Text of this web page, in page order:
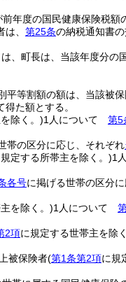
年度の国民健康保険税額
、 第25条の納税通知書
、町長は、当該年度分の
平等割額の額は、当該被
た額とする。
除く。)1人について 第5
帯の区分に応じ、それぞれ
定する所帯主を除く。)1
各号に掲げる世帯の区分
を除く。)1人について
2項に規定する世帯主を除
被保険者(第1条第2項に規